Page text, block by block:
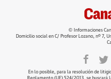
© Informaciones
Domicilio social en C/ Profesor Lozano, nº 7,
En lo posible, para la resolución de